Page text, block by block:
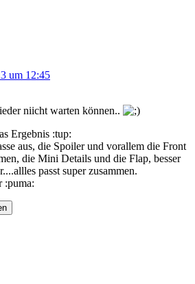
um 12:45
niicht warten können..
Ergebnis :tup:
aus, die Spoiler und vorallem die Front
die Mini Details und die Flap, besser
passt super zusammen.
:puma: